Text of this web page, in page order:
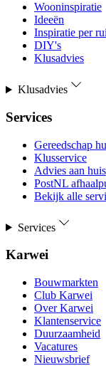
Wooninspiratie
Ideeën
Inspiratie per
DIY's
Klusadvies
Klusadvies
Services
Gereedschap
Klusservice
Advies aan huis
PostNL
Bekijk alle
Services
Karwei
Bouwmarkten
Club Karwei
Over Karwei
Klantenservice
Duurzaamheid
Vacatures
Nieuwsbrief